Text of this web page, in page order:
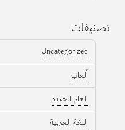
تصنيفات
Uncategorized
ألعاب
العام الجديد
اللغة العربية